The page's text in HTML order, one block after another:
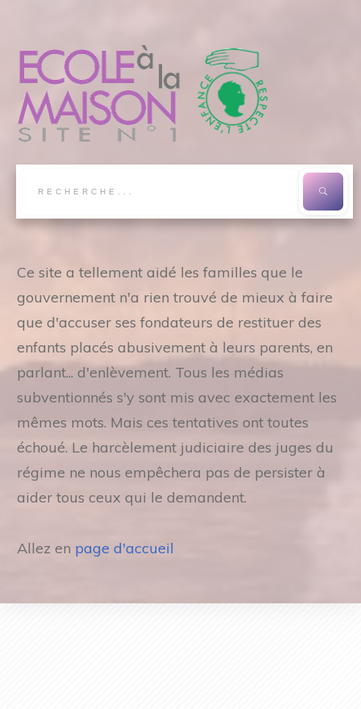
Ce site a tellement aidé les familles que le
gouvernement n'a rien trouvé de mieux à faire
que d'accuser ses fondateurs de restituer des
enfants placés abusivement à leurs parents, en
parlant... d'enlèvement. Tous les médias
subventionnés s'y sont mis avec exactement les
mêmes mots. Mais ces tentatives ont toutes
échoué. Le harcèlement judiciaire des juges du
régime ne nous empêchera pas de persister à
aider tous ceux qui le demandent.
Allez en page d'accueil